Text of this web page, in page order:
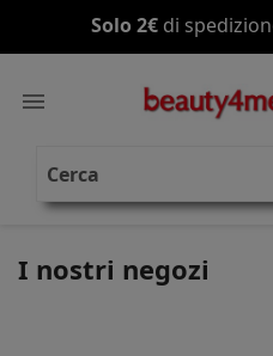
Solo 2€di

I nostri negozi